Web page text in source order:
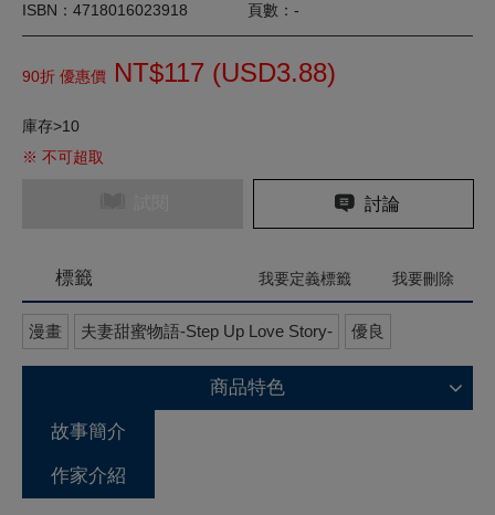
ISBN：4718016023918
頁數：-
90折 優惠價 NT$117 (USD3.88)
庫存>10
※ 不可超取
討論
標籤 我要定義標籤 我要刪除
漫畫 夫妻甜蜜物語-Step Up Love Story- 優良
商品特色
故事簡介
作家介紹